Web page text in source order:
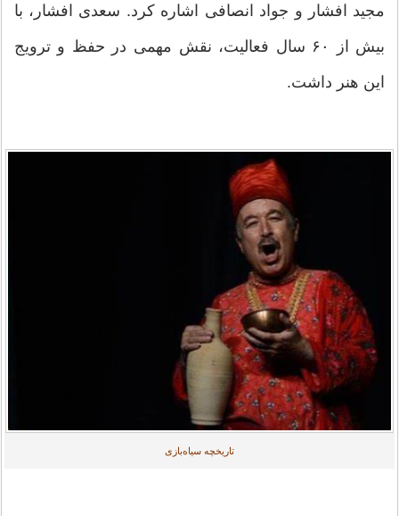
مجید افشار و جواد انصافی اشاره کرد. سعدی افشار، با
بیش از ۶۰ سال فعالیت، نقش مهمی در حفظ و ترویج
این هنر داشت.
تاریخچه سیاه‌بازی